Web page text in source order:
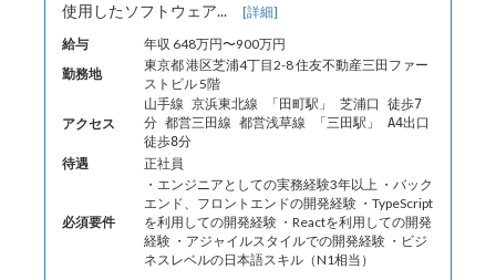
使用したソフトウェア... [詳細]
給与
年収 648万円〜900万円
勤務地
東京都 港区芝浦4丁目2-8 住友不動産三田ファー
ストビル 5階
アクセス
山手線 京浜東北線 「田町駅」 芝浦口 徒歩7
分 都営三田線 都営浅草線 「三田駅」 A4出口
徒歩8分
待遇 正社員
必須要件
・エンジニアとしての実務経験3年以上 ・バック
エンド、フロントエンドの開発経験 ・TypeScript
を利用しての開発経験 ・Reactを利用しての開発
経験 ・アジャイルスタイルでの開発経験 ・ビジ
ネスレベルの日本語スキル（N1相当）